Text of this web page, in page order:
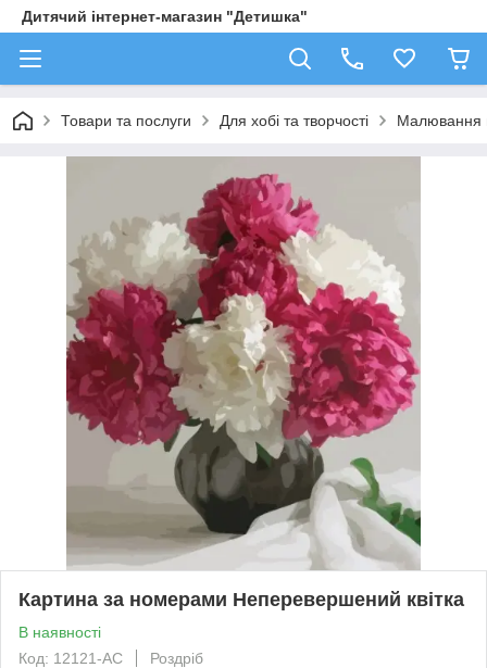
Дитячий інтернет-магазин "Детишка"
Товари та послуги Для хобі та творчості Малювання
Картина за номерами Неперевершений квітка
В наявності
Код: 12121-AC
Роздріб